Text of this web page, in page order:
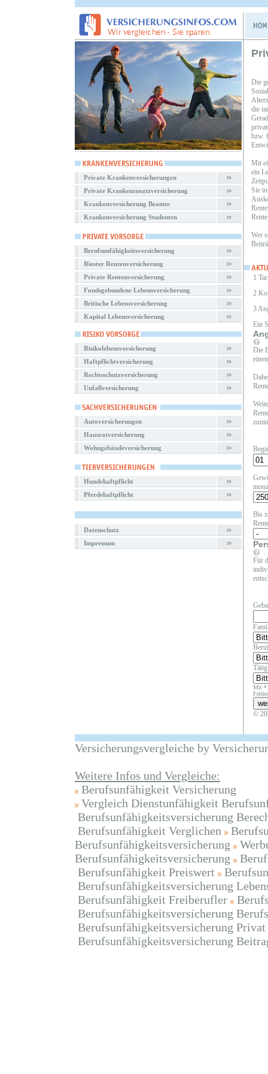
Private Krankenversicherungen
Private Krankenzusatzversicherung
Krankenversicherung Beamte
Krankenversicherung Studenten
Berufsunfähigkeitsversicherung
Riester Rentenversicherung
Private Rentenversicherung
Fondsgebundene Lebensversicherung
Britische Lebensversicherung
Kapital Lebensversicherung
Risikolebensversicherung
Haftpflichtversicherung
Rechtsschutzversicherung
Unfallversicherung
Autoversicherungen
Hausratversicherung
Wohngebäudeversicherung
Hundehaftpflicht
Pferdehaftpflicht
Datenschutz
Impressum
Die
die
bzw.
Mit
ein
Sie
Wer
1
2
3
Ein
Die
Bis
Für
Mit *
©
Versicherungsvergleiche by
Weitere Infos und Vergleiche:
Berufsunfähigkeit Versicherung
Vergleich Dienstunfähigkeit
Berufsunfähigkeitsversicherung
Berufsunfähigkeit Verglichen
Berufsunfähigkeitsversicherung
Berufsunfähigkeitsversicherung
Berufsunfähigkeit Preiswert
Berufsunfähigkeitsversicherung
Berufsunfähigkeit Freiberufler
Berufsunfähigkeitsversicherung
Berufsunfähigkeitsversicherung
Berufsunfähigkeitsversicherung